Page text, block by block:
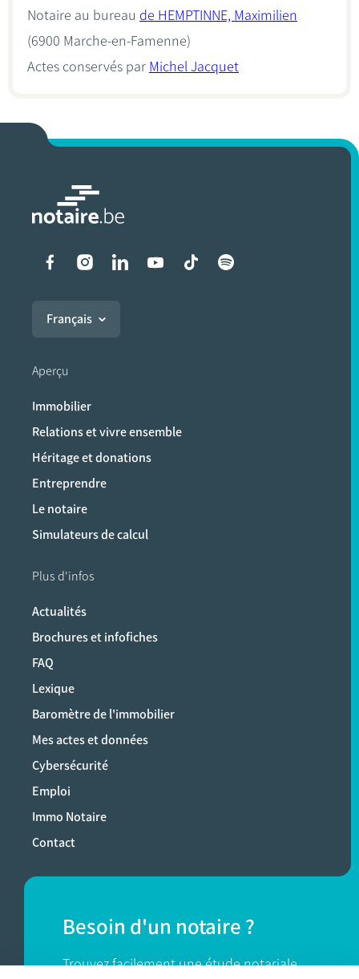
Notaire au bureau de HEMPTINNE, Maximilien
(6900 Marche-en-Famenne)
Actes conservés par Michel Jacquet
Liens vers les réseaux
Français
Aperçu
Immobilier
Relations et vivre ensemble
Héritage et donations
Entreprendre
Le notaire
Simulateurs de calcul
Plus d'infos
Actualités
Brochures et infofiches
FAQ
Lexique
Baromètre de l'immobilier
Mes actes et données
Cybersécurité
Emploi
Immo Notaire
Contact
Besoin d'un notaire ?
Trouvez facilement une étude notariale